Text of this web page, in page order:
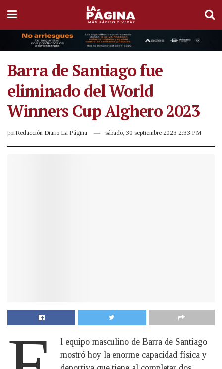
Barra de Santiago fue
eliminado del World
Winners Cup Alghero 2023
porRedacción Diario La Página sábado, 30 septiembre 2023 2:33 PM
l equipo masculino de Barra de Santiago
mostró hoy la enorme capacidad física y